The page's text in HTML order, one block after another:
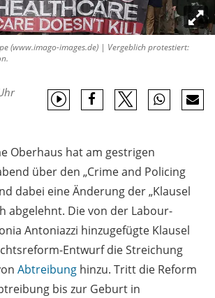
(www.imago-images.de) | Vergeblich protestiert:
Oberhaus hat am gestrigen
über den „Crime and Policing
dabei eine Änderung der „Klausel
abgelehnt. Die von der Labour-
Antoniazzi hinzugefügte Klausel
Entwurf die Streichung
Abtreibung hinzu. Tritt die Reform
bis zur Geburt in